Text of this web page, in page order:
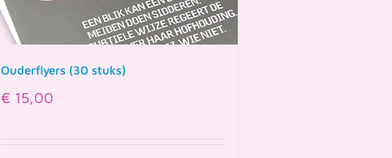
Ouderflyers (30 stuks)
€ 15,00